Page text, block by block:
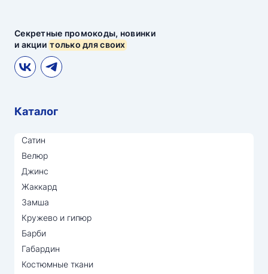
Секретные промокоды, новинки
и акциитолько для своих
Каталог
Сатин
Велюр
Джинс
Жаккард
Замша
Кружево и гипюр
Барби
Габардин
Костюмные ткани